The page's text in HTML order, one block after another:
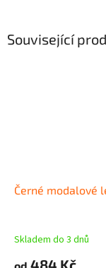
Související
Černé modalové
Skladem do 3 dnů
od 484 Kč